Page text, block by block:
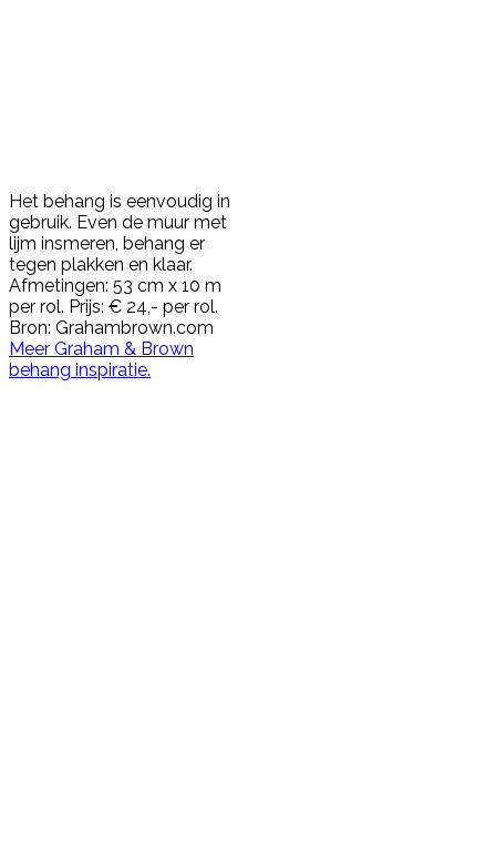
Het behang is eenvoudig in
gebruik. Even de muur met
lijm insmeren, behang er
tegen plakken en klaar.
Afmetingen: 53 cm x 10 m
per rol. Prijs: € 24,- per rol.
Bron: Grahambrown.com
Meer Graham & Brown
behang inspiratie.